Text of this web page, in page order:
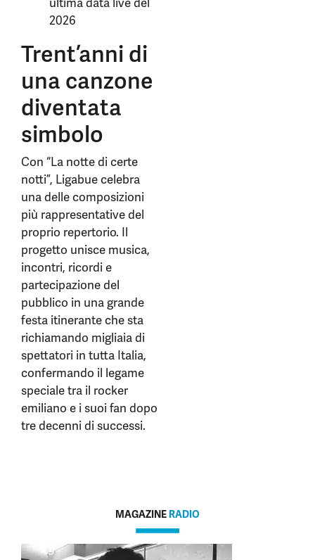
2026
Trent’anni di
una canzone
diventata
simbolo
Con “La notte di certe
notti”, Ligabue celebra
una delle composizioni
più rappresentative del
proprio repertorio. Il
progetto unisce musica,
incontri, ricordi e
partecipazione del
pubblico in una grande
festa itinerante che sta
richiamando migliaia di
spettatori in tutta Italia,
confermando il legame
speciale tra il rocker
emiliano e i suoi fan dopo
tre decenni di successi.
MAGAZINE RADIO